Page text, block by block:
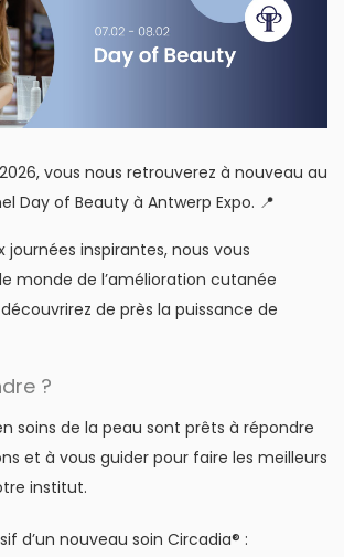
vous nous retrouverez à nouveau au
Day of Beauty à Antwerp Expo. 📍
journées inspirantes, nous vous
monde de l’amélioration cutanée
de près la puissance de
?
soins de la peau sont prêts à répondre
et à vous guider pour faire les meilleurs
institut.
d’un nouveau soin Circadia® :